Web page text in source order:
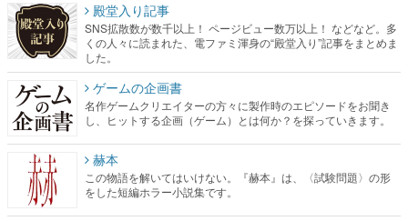
殿堂入り記事
SNS拡散数が数千以上！ ページビュー数万以上！ などなど。多
くの人々に読まれた、電ファミ渾身の“殿堂入り”記事をまとめま
した。
ゲームの企画書
名作ゲームクリエイターの方々に製作時のエピソードをお聞き
し、ヒットする企画（ゲーム）とは何か？を探っていきます。
赫本
この物語を解いてはいけない。『赫本』は、〈試験問題〉の形
をした短編ホラー小説集です。